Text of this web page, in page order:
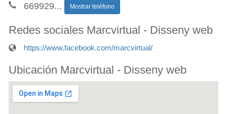
669929... Mostrar teléfono
Redes sociales Marcvirtual - Disseny web
https://www.facebook.com/marcvirtual/
Ubicación Marcvirtual - Disseny web